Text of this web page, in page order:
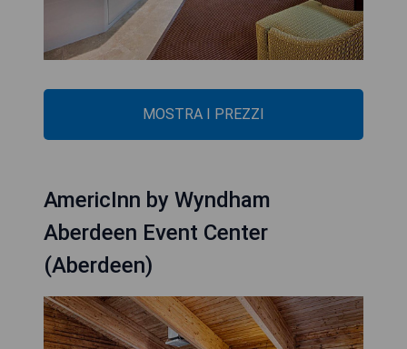
MOSTRA I PREZZI
AmericInn by Wyndham
Aberdeen Event Center
(Aberdeen)